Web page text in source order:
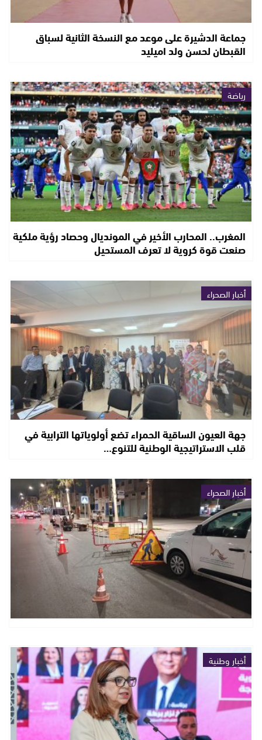
جماعة الدشيرة على موعد مع النسخة الثانية لسباق
القبطان لحسن ولد اميليد
رياضة
المغرب.. المحارب الأخير في المونديال وحصاد رؤية ملكية
صنعت قوة كروية لا تعرف المستحيل
أخبار الصحراء
جهة العيون الساقية الحمراء تضع أولوياتها الترابية في
قلب الاستراتيجية الوطنية للتنوع…
أخبار الصحراء
أخبار وطنية